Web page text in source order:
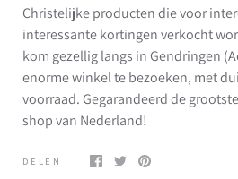
Christelijke producten die voor
interessante kortingen verkocht
kom gezellig langs in Gendringen
enorme winkel te bezoeken, met
voorraad. Gegarandeerd de
shop van Nederland!
DELEN